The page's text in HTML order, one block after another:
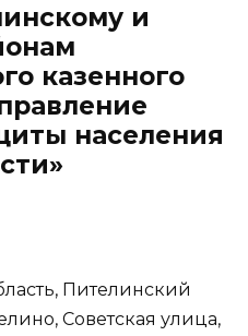
и
казенного
населения
Пителинский
Советская улица,